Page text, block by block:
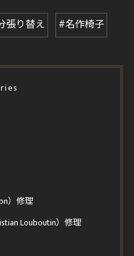
張り替え #名作椅子
）修理
Louboutin）修理